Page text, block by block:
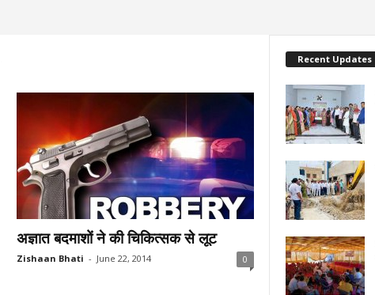
अज्ञात बदमाशों ने की चिकित्सक से लूट
Zishaan Bhati - June 22, 2014 0
Recent Updates